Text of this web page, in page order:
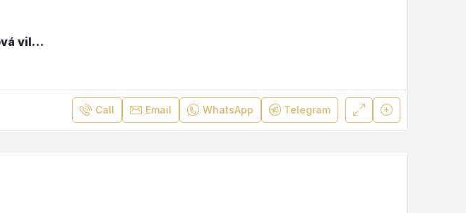
Nemovitosti na Severním Kypru: Nová vila 4+1 s výhledem na moře a hory v Lapta SV-455
Call Email WhatsApp Telegram